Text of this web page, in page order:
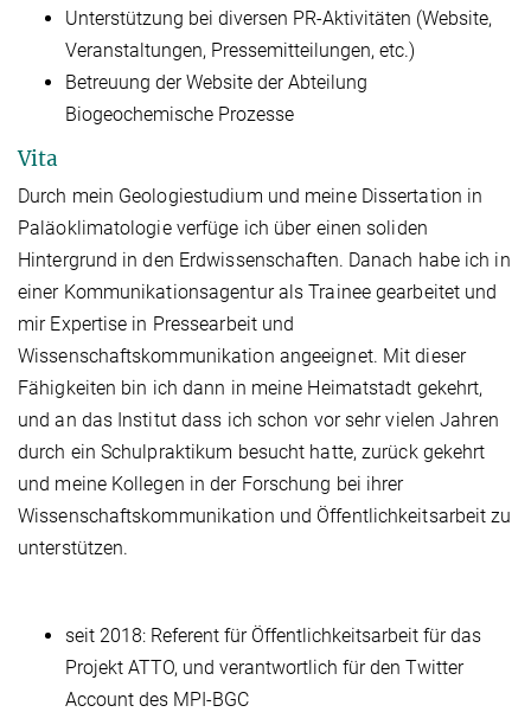
Unterstützung bei diversen PR-Aktivitäten (Website,
Veranstaltungen, Pressemitteilungen, etc.)
Betreuung der Website der Abteilung
Biogeochemische Prozesse
Vita
Durch mein Geologiestudium und meine Dissertation in
Paläoklimatologie verfüge ich über einen soliden
Hintergrund in den Erdwissenschaften. Danach habe ich in
einer Kommunikationsagentur als Trainee gearbeitet und
mir Expertise in Pressearbeit und
Wissenschaftskommunikation angeeignet. Mit dieser
Fähigkeiten bin ich dann in meine Heimatstadt gekehrt,
und an das Institut dass ich schon vor sehr vielen Jahren
durch ein Schulpraktikum besucht hatte, zurück gekehrt
und meine Kollegen in der Forschung bei ihrer
Wissenschaftskommunikation und Öffentlichkeitsarbeit zu
unterstützen.
seit 2018: Referent für Öffentlichkeitsarbeit für das
Projekt ATTO, und verantwortlich für den Twitter
Account des MPI-BGC